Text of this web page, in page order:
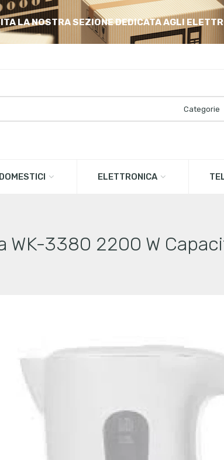
LA NOSTRA SEZIONE DEDICATA AGLI
ELETTRONICA
3380 2200 W